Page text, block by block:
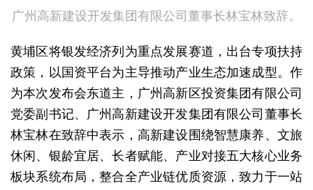
广州高新建设开发集团有限公司董事长林宝林致辞。
黄埔区将银发经济列为重点发展赛道，出台专项扶持
政策，以国资平台为主导推动产业生态加速成型。作
为本次发布会东道主，广州高新区投资集团有限公司
党委副书记、广州高新建设开发集团有限公司董事长
林宝林在致辞中表示，高新建设围绕智慧康养、文旅
休闲、银龄宜居、长者赋能、产业对接五大核心业务
板块系统布局，整合全产业链优质资源，致力于一站